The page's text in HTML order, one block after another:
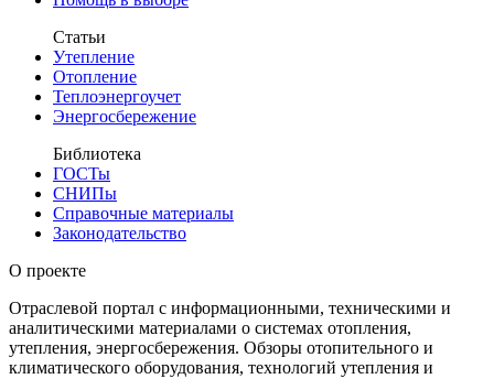
Статьи
Утепление
Отопление
Теплоэнергоучет
Энергосбережение
Библиотека
ГОСТы
СНИПы
Справочные материалы
Законодательство
О проекте
Отраслевой портал с информационными, техническими и
аналитическими материалами о системах отопления,
утепления, энергосбережения. Обзоры отопительного и
климатического оборудования, технологий утепления и